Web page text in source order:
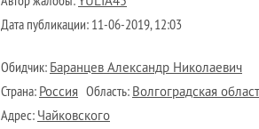
Дата публикации: 11-06-2019, 12:03
Обидчик:Баранцев Александр Николаевич
Страна:Россия Область:Волгоградская
Адрес:Чайковского